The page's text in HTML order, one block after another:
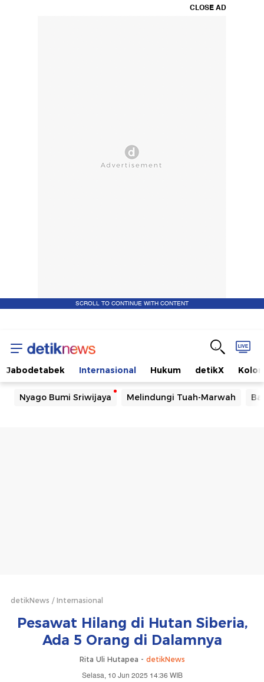
CLOSE AD
SCROLL TO CONTINUE WITH CONTENT
Jabodetabek Internasional Hukum detikX
Nyago Bumi Sriwijaya Melindungi Tuah-Marwah
detikNews Internasional
Pesawat Hilang di Hutan Siberia,
Ada 5 Orang di Dalamnya
Rita Uli Hutapea - detikNews
Selasa, 10 Jun 2025 14:36 WIB